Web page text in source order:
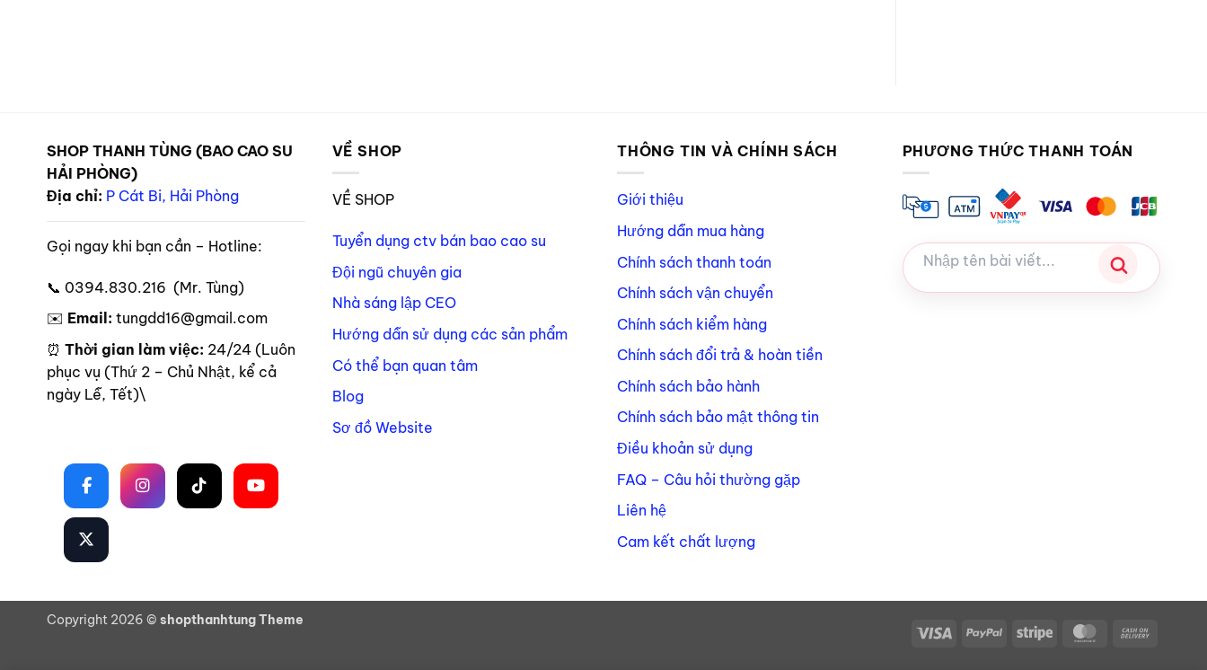
SHOP THANH TÙNG (BAO CAO SU
HẢI PHÒNG)
Địa chỉ: P Cát Bi, Hải Phòng
Gọi ngay khi bạn cần – Hotline:
📞 0394.830.216 (Mr. Tùng)
✉️ Email: tungdd16@gmail.com
⏰ Thời gian làm việc: 24/24 (Luôn
phục vụ (Thứ 2 – Chủ Nhật, kể cả
ngày Lễ, Tết)\
VỀ SHOP
VỀ SHOP
Tuyển dụng ctv bán bao cao su
Đội ngũ chuyên gia
Nhà sáng lập CEO
Hướng dẫn sử dụng các sản phẩm
Có thể bạn quan tâm
Blog
Sơ đồ Website
THÔNG TIN VÀ CHÍNH SÁCH
Giới thiệu
Hướng dẫn mua hàng
Chính sách thanh toán
Chính sách vận chuyển
Chính sách kiểm hàng
Chính sách đổi trả & hoàn tiền
Chính sách bảo hành
Chính sách bảo mật thông tin
Điều khoản sử dụng
FAQ – Câu hỏi thường gặp
Liên hệ
Cam kết chất lượng
PHƯƠNG THỨC THANH TOÁN
Visa PayPal Stripe MasterCard
Copyright 2026 © shopthanhtung Theme